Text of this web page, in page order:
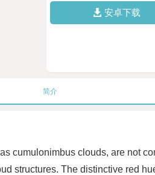
安卓下载
简介
cumulonimbus clouds, are not
structures. The distinctive red